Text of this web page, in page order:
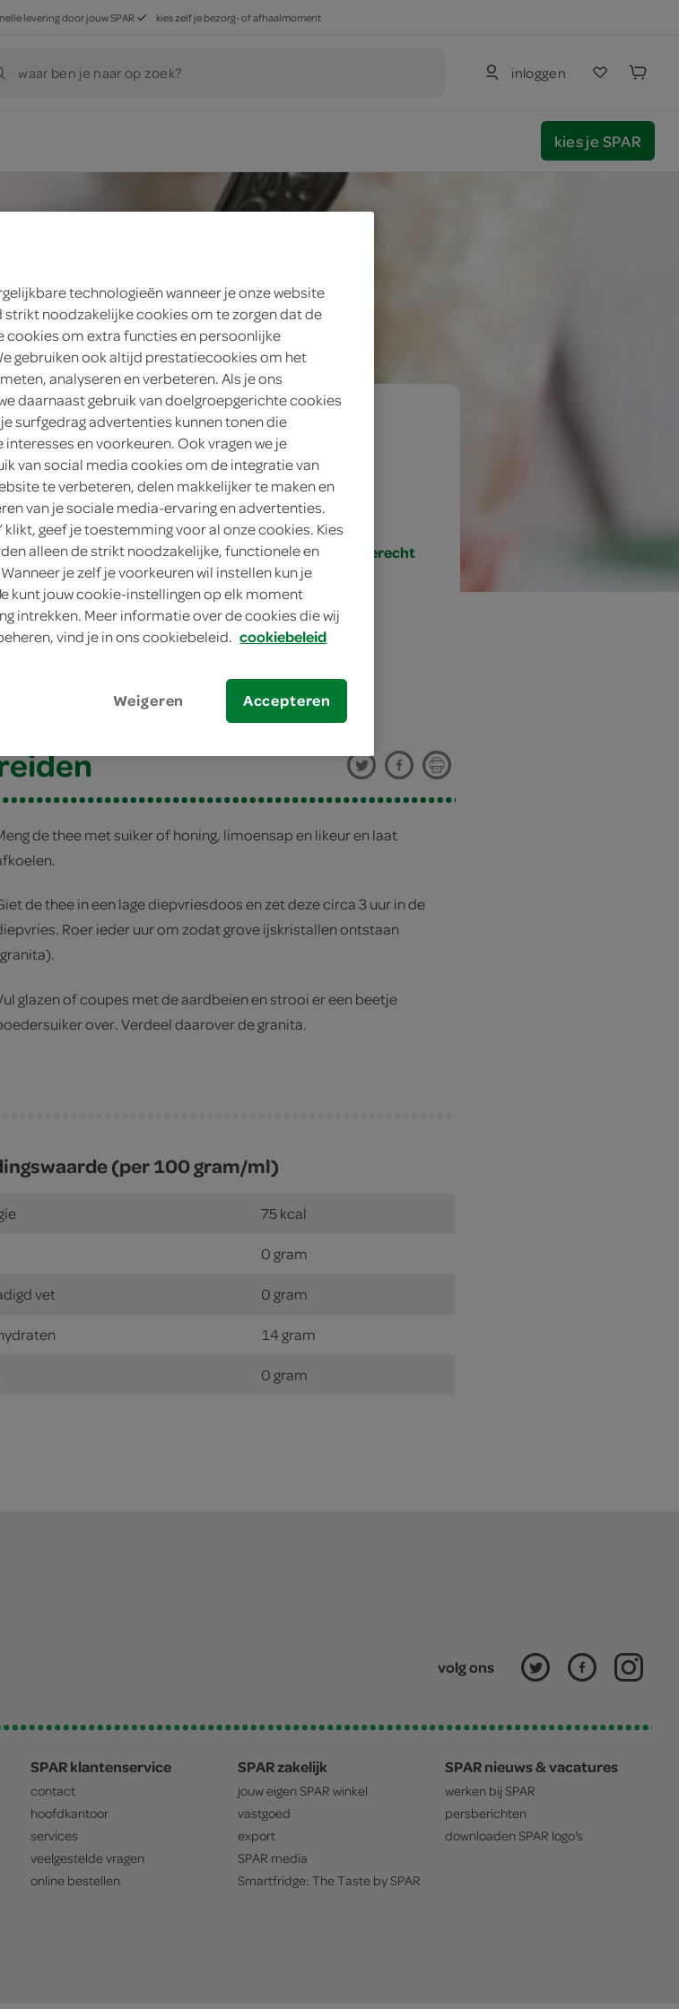
levering door jouw SPAR kies zelf je bezorg- of afhaalmoment
waar ben je naar op zoek? inloggen
kies je SPAR
4 personen
gemiddeld
15 min.
nagerecht/desserts, nagerecht
de thee met suiker of honing, limoensap en likeur en laat
de thee in een lage diepvriesdoos en zet deze circa 3 uur in de
Roer ieder uur om zodat grove ijskristallen ontstaan
glazen of coupes met de aardbeien en strooi er een beetje
over. Verdeel daarover de granita.
(per 100 gram/ml)
75 kcal
0 gram
vet 0 gram
14 gram
0 gram
volg ons
SPAR klantenservice
contact
hoofdkantoor
services
veelgestelde vragen
online bestellen
SPAR zakelijk
jouw eigen SPAR winkel
vastgoed
export
SPAR media
Smartfridge: The Taste bySPAR
SPAR nieuws & vacatures
werken bij SPAR
persberichten
downloaden SPAR logo's
technologieën wanneer je onze website
strikt noodzakelijke cookies om te zorgen dat de
cookies om extra functies en persoonlijke
gebruiken ook altijd prestatiecookies om het
analyseren en verbeteren. Als je ons
daarnaast gebruik van doelgroepgerichte cookies
surfgedrag advertenties kunnen tonen die
en voorkeuren. Ook vragen we je
van social media cookies om de integratie van
te verbeteren, delen makkelijker te maken en
van je sociale media-ervaring en advertenties.
klikt, geef je toestemming voor al onze cookies. Kies
alleen de strikt noodzakelijke, functionele en
je zelf je voorkeuren wil instellen kun je
kunt jouw cookie-instellingen op elk moment
intrekken. Meer informatie over de cookies die wij
vind je in ons cookiebeleid. cookiebeleid
Weigeren Accepteren